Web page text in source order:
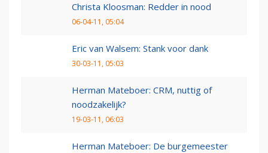
Christa Kloosman: Redder in nood
06-04-11, 05:04
Eric van Walsem: Stank voor dank
30-03-11, 05:03
Herman Mateboer: CRM, nuttig of
noodzakelijk?
19-03-11, 06:03
Herman Mateboer: De burgemeester